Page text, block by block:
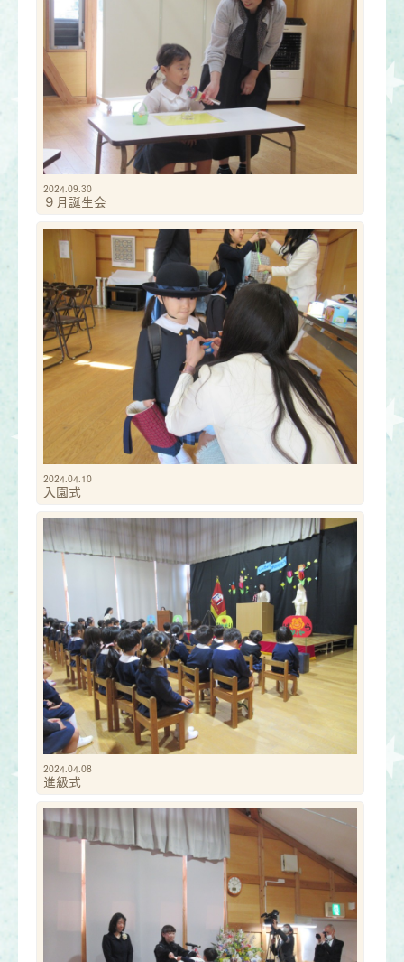
2024.09.30
９月誕生会
2024.04.10
入園式
2024.04.08
進級式